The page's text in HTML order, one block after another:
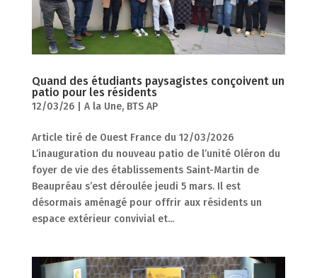
Quand des étudiants paysagistes conçoivent un
patio pour les résidents
12/03/26| A la Une, BTS AP
Article tiré de Ouest France du 12/03/2026
L’inauguration du nouveau patio de l’unité Oléron du
foyer de vie des établissements Saint-Martin de
Beaupréau s’est déroulée jeudi 5 mars. Il est
désormais aménagé pour offrir aux résidents un
espace extérieur convivial et...